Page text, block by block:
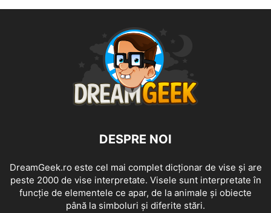
DESPRE NOI
DreamGeek.ro este cel mai complet dicționar de vise și are
peste 2000 de vise interpretate. Visele sunt interpretate în
funcție de elementele ce apar, de la animale și obiecte
până la simboluri și diferite stări.